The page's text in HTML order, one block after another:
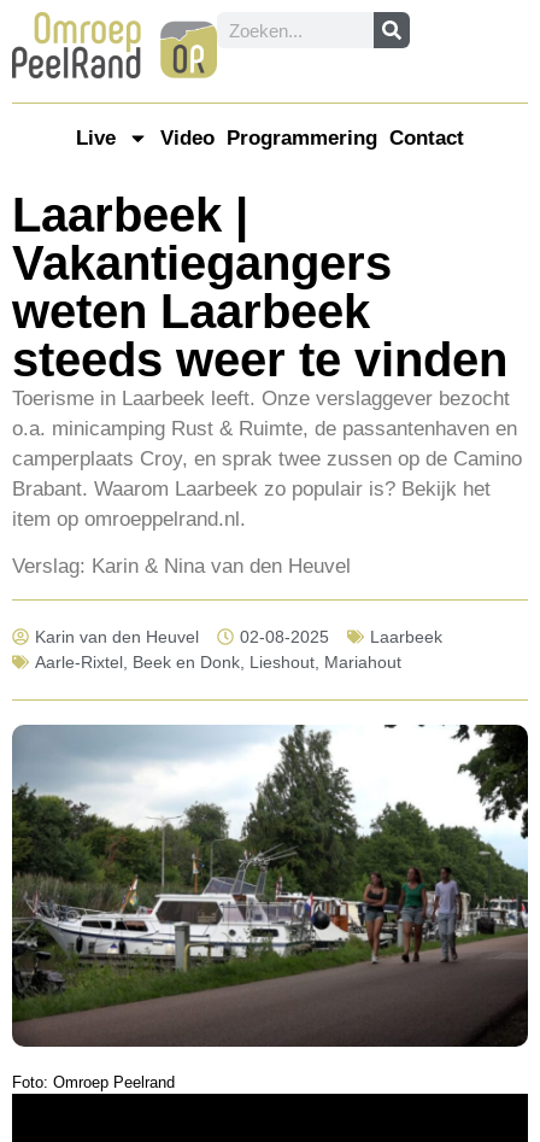
Live Video Programmering Contact
Laarbeek |
Vakantiegangers
weten Laarbeek
steeds weer te vinden
Toerisme in Laarbeek leeft. Onze verslaggever bezocht
o.a. minicamping Rust & Ruimte, de passantenhaven en
camperplaats Croy, en sprak twee zussen op de Camino
Brabant. Waarom Laarbeek zo populair is? Bekijk het
item op omroeppelrand.nl.
Verslag: Karin & Nina van den Heuvel
Karin van den Heuvel 02-08-2025
Laarbeek
Aarle-Rixtel Beek en Donk Lieshout Mariahout
Foto: Omroep Peelrand